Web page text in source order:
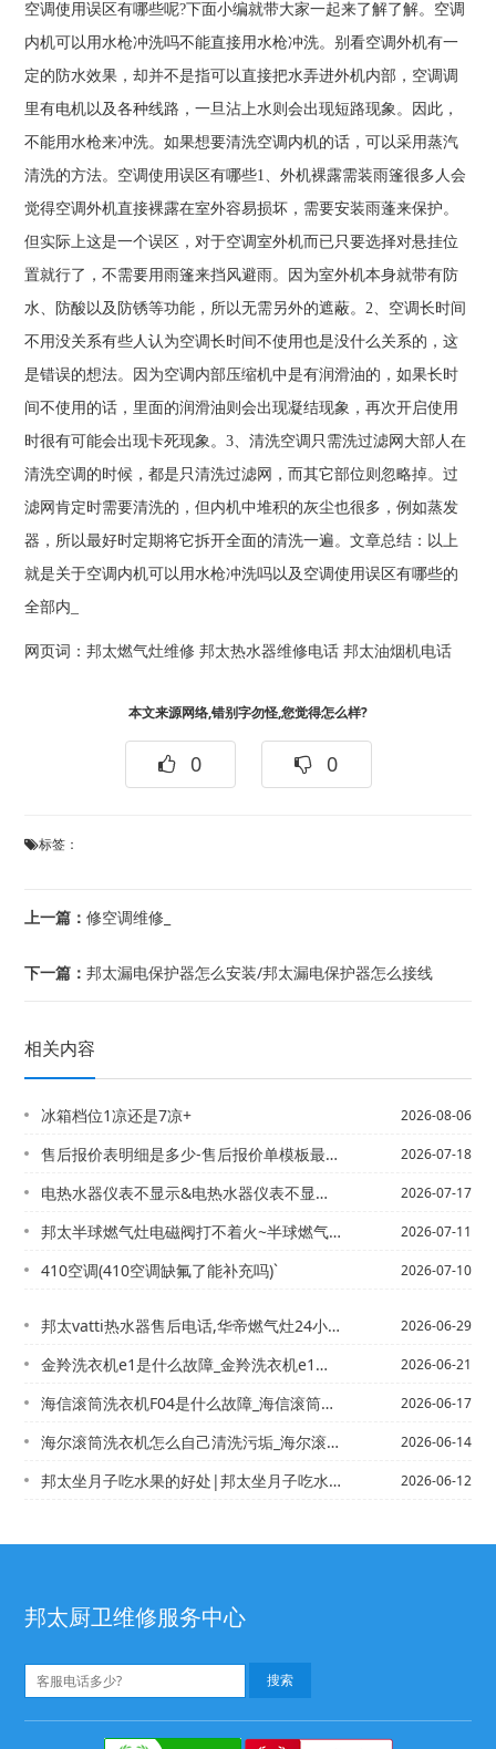
空调使用误区有哪些呢?下面小编就带大家一起来了解了解。空调
内机可以用水枪冲洗吗不能直接用水枪冲洗。别看空调外机有一
定的防水效果，却并不是指可以直接把水弄进外机内部，空调调
里有电机以及各种线路，一旦沾上水则会出现短路现象。因此，
不能用水枪来冲洗。如果想要清洗空调内机的话，可以采用蒸汽
清洗的方法。空调使用误区有哪些1、外机裸露需装雨篷很多人会
觉得空调外机直接裸露在室外容易损坏，需要安装雨蓬来保护。
但实际上这是一个误区，对于空调室外机而已只要选择对悬挂位
置就行了，不需要用雨篷来挡风避雨。因为室外机本身就带有防
水、防酸以及防锈等功能，所以无需另外的遮蔽。2、空调长时间
不用没关系有些人认为空调长时间不使用也是没什么关系的，这
是错误的想法。因为空调内部压缩机中是有润滑油的，如果长时
间不使用的话，里面的润滑油则会出现凝结现象，再次开启使用
时很有可能会出现卡死现象。3、清洗空调只需洗过滤网大部人在
清洗空调的时候，都是只清洗过滤网，而其它部位则忽略掉。过
滤网肯定时需要清洗的，但内机中堆积的灰尘也很多，例如蒸发
器，所以最好时定期将它拆开全面的清洗一遍。文章总结：以上
就是关于空调内机可以用水枪冲洗吗以及空调使用误区有哪些的
全部内_
网页词：邦太燃气灶维修 邦太热水器维修电话 邦太油烟机电话
本文来源网络,错别字勿怪,您觉得怎么样?
0 0
标签：
上一篇：修空调维修_
下一篇：邦太漏电保护器怎么安装/邦太漏电保护器怎么接线
相关内容
冰箱档位1凉还是7凉+ 2026-08-06
售后报价表明细是多少-售后报价单模板最新的标准 2026-07-18
电热水器仪表不显示&电热水器仪表不显示怎么回事 2026-07-17
邦太半球燃气灶电磁阀打不着火~半球燃气灶热水器打不着火 2026-07-11
410空调(410空调缺氟了能补充吗)` 2026-07-10
邦太vatti热水器售后电话,华帝燃气灶24小时服务热线电话{邦太vatti热水... 2026-06-29
金羚洗衣机e1是什么故障_金羚洗衣机e1的含义及解决方法@金羚洗衣机不甩干的原因... 2026-06-21
海信滚筒洗衣机F04是什么故障_海信滚筒洗衣机F04故障分析】海信滚筒洗衣机F0... 2026-06-17
海尔滚筒洗衣机怎么自己清洗污垢_海尔滚筒洗衣机清洗污垢方法/海尔滚筒洗衣液放哪个... 2026-06-14
邦太坐月子吃水果的好处|邦太坐月子吃水果的注意事项 2026-06-12
邦太厨卫维修服务中心